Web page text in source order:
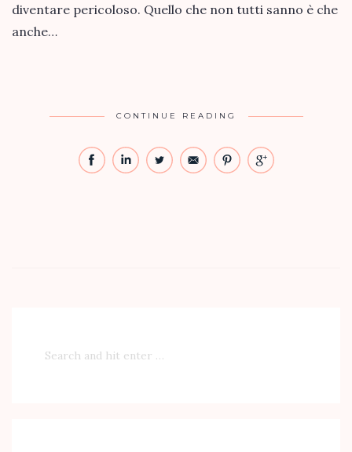
diventare pericoloso. Quello che non tutti sanno è che
anche…
CONTINUE READING